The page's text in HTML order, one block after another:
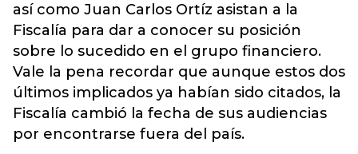
así como Juan Carlos Ortíz asistan a la
Fiscalía para dar a conocer su posición
sobre lo sucedido en el grupo financiero.
Vale la pena recordar que aunque estos dos
últimos implicados ya habían sido citados, la
Fiscalía cambió la fecha de sus audiencias
por encontrarse fuera del país.